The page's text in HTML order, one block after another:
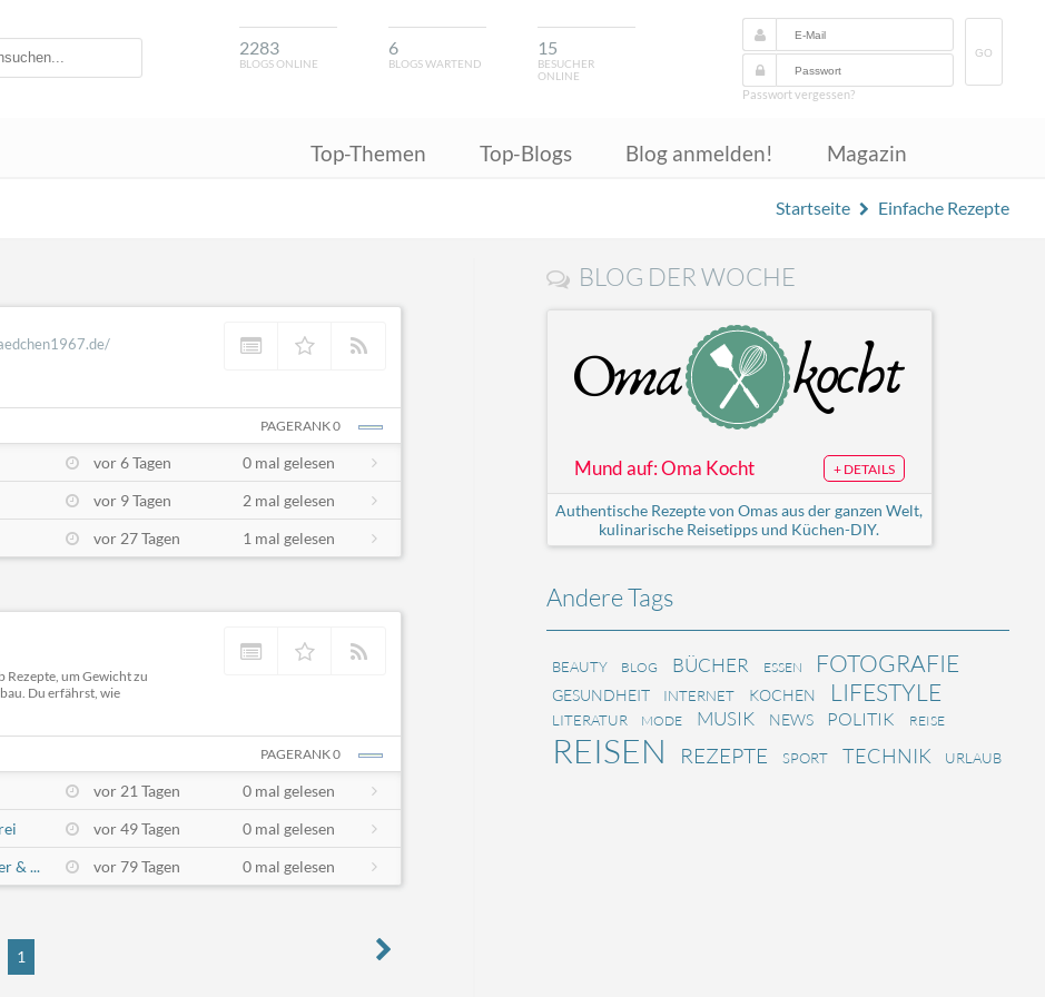
2283
BLOGS ONLINE
6
BLOGS WARTEND
15
BESUCHER
ONLINE
GO
Passwort vergessen?
Top-Themen Top-Blogs Blog anmelden! Magazin
Startseite Einfache Rezepte
PAGERANK 0
vor 6 Tagen
0 mal gelesen
vor 9 Tagen
2 mal gelesen
vor 27 Tagen 1 mal gelesen
um Gewicht zu
Du erfährst, wie
PAGERANK 0
vor 21 Tagen
0 mal gelesen
vor 49 Tagen
0 mal gelesen
& ...
vor 79 Tagen 0 mal gelesen
1
BLOG DER WOCHE
Mund auf: Oma Kocht + DETAILS
Authentische Rezepte von Omas aus der ganzen Welt,
kulinarische Reisetipps und Küchen-DIY.
Andere Tags
BEAUTY BLOG BÜCHER ESSEN FOTOGRAFIE
GESUNDHEIT INTERNET KOCHEN LIFESTYLE
LITERATUR MODE MUSIK NEWS POLITIK REISE
REISEN REZEPTE SPORT TECHNIK URLAUB